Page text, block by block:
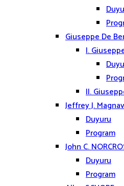
Giuseppe De
I.
II.
Jeffrey J.
Duyuru
Program
John C.
Duyuru
Program